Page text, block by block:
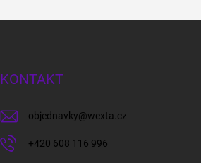
KONTAKT
objednavky@wexta.cz
+420 608 116 996